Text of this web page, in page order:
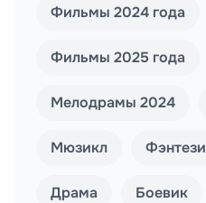
Фильмы 2024 года
Фильмы 2025 года
Мелодрамы 2024
Мюзикл Фэнтези
Драма Боевик